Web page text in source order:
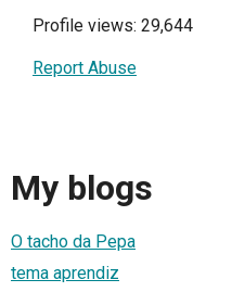
Profile views: 29,644
Report Abuse
My blogs
O tacho da Pepa
tema aprendiz